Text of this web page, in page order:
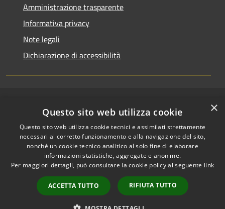
Amministrazione trasparente
Informativa privacy
Note legali
Dichiarazione di accessibilità
Accessibilità
Privacy
Cookie
Mappa del sito
Area riservata
amministratori comunali
Portale Dipendente
Comunicazioni Dirigenti
Copyright © 2026 • Comune di
Riccione • Powered by
Municipium•Accesso
redazione
×
Questo sito web utilizza cookie
Questo sito web utilizza cookie tecnici e assimilati strettamente
necessari al corretto funzionamento e alla navigazione del sito,
nonché un cookie tecnico analitico al solo fine di elaborare
informazioni statistiche, aggregate e anonime.
Per maggiori dettagli, può consultare la cookie policy al seguente link
ACCETTA TUTTO RIFIUTA TUTTO